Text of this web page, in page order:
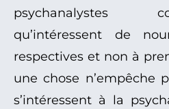
psychanalystes
qu’intéressent de
respectives et non à
une chose n’empêche
s’intéressent à la